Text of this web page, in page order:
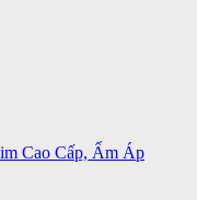
Cao Cấp, Ấm Áp